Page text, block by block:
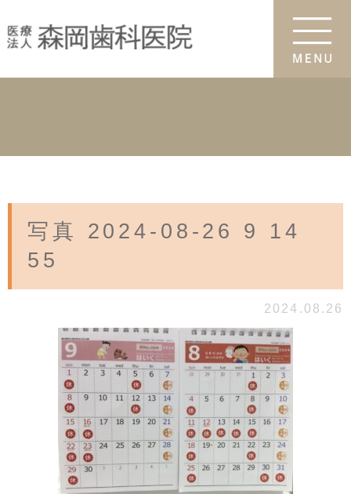
写真 2024-08-26 9 14
55
2024.08.26